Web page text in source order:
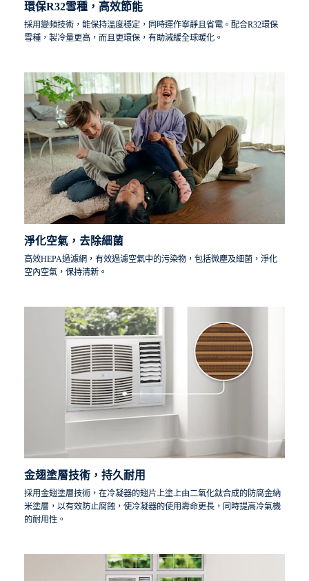
環保R32雪種，高效節能
採用變頻技術，能保持溫度穩定，同時運作寧靜且省電。配合R32環保
雪種，製冷量更高，而且更環保，有助減緩全球暖化。
淨化空氣，去除細菌
高效HEPA過濾網，有效過濾空氣中的污染物，包括微塵及細菌，淨化
空內空氣，保持清新。
金翅塗層技術，持久耐用
採用金翅塗層技術，在冷凝器的翅片上塗上由二氧化鈦合成的防腐金納
米塗層，以有效防止腐蝕，使冷凝器的使用壽命更長，同時提高冷氣機
的耐用性。